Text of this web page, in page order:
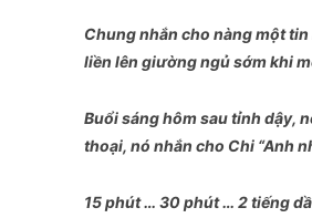
Chung nhắn cho nàng một
liền lên giường ngủ sớm khi
Buổi sáng hôm sau tỉnh dậy,
thoại, nó nhắn cho Chi “Anh
15 phút … 30 phút … 2 tiếng